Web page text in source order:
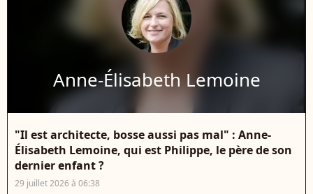
Anne-Élisabeth Lemoine
"Il est architecte, bosse aussi pas mal" : Anne-
Élisabeth Lemoine, qui est Philippe, le père de son
dernier enfant ?
29 juillet 2026 à 06:38